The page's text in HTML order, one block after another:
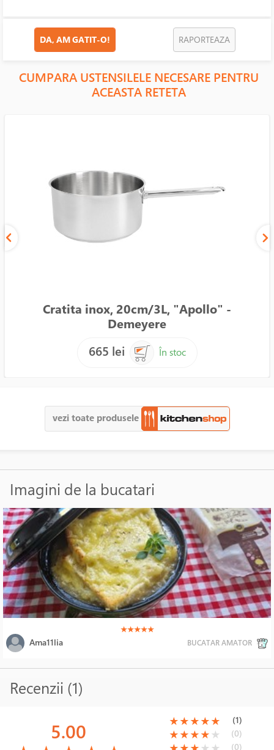
DA, AM GATIT-O! RAPORTEAZA
CUMPARA USTENSILELE NECESARE PENTRU
ACEASTA RETETA
Cratita inox, 20cm/3L, "Apollo" -
Demeyere
665 lei
În stoc
vezi toate produsele
Imagini de la bucatari
(*)
★(*)
★(*)
★(*)
★(*)
★
Ama11lia BUCATAR AMATOR
Recenzii (1)
5.00 (*)
★(*)
★(*)
★(*)
★(*)
★ (1)
(*)
★(*)
★(*)
★(*)
★( )
★ (0)
(0)